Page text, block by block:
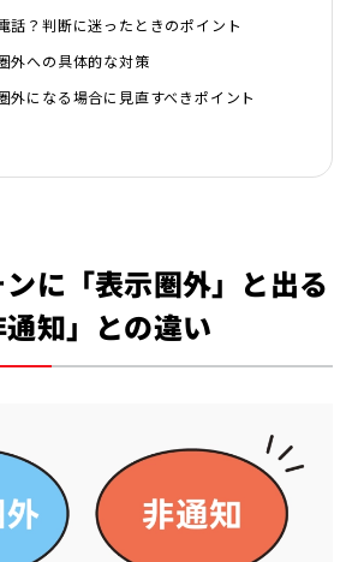
話？判断に迷ったときのポイント
外への具体的な対策
外になる場合に見直すべきポイント
に「表示圏外」と出る
知」との違い